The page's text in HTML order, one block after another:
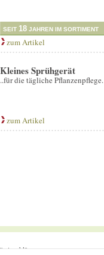
SEIT 18JAHREN IM SORTIMENT
zum Artikel
Kleines Sprühgerät
..für die tägliche Pflanzenpflege.
zum Artikel